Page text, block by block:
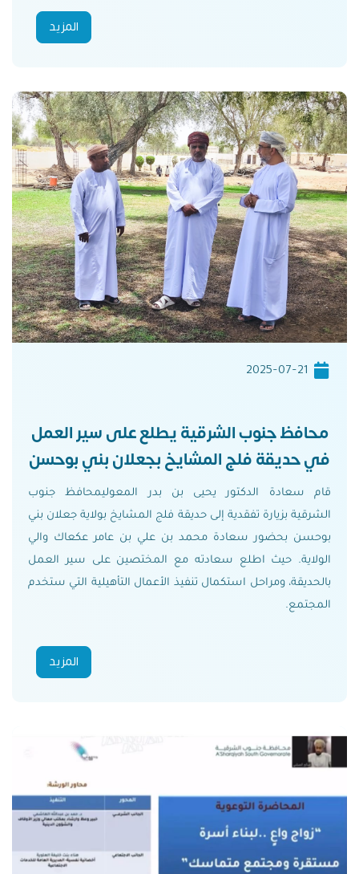
المزيد
2025-07-21
محافظ جنوب الشرقية يطلع على سير العمل
في حديقة فلج المشايخ بجعلان بني بوحسن
قام سعادة الدكتور يحيى بن بدر المعوليمحافظ جنوب
الشرقية بزيارة تفقدية إلى حديقة فلج المشايخ بولاية جعلان بني
بوحسن بحضور سعادة محمد بن علي بن عامر عكعاك والي
الولاية. حيث اطلع سعادته مع المختصين على سير العمل
بالحديقة، ومراحل استكمال تنفيذ الأعمال التأهيلية التي ستخدم
المجتمع.
المزيد